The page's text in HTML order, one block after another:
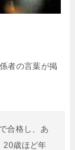
者の言葉が掲
合格し、あ
20歳ほど年